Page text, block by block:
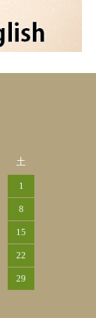
土
1
8
15
22
29